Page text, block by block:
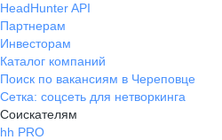
HeadHunter API
Партнерам
Инвесторам
Каталог компаний
Поиск по вакансиям в Череповце
Сетка: соцсеть для нетворкинга
Соискателям
hh PRO